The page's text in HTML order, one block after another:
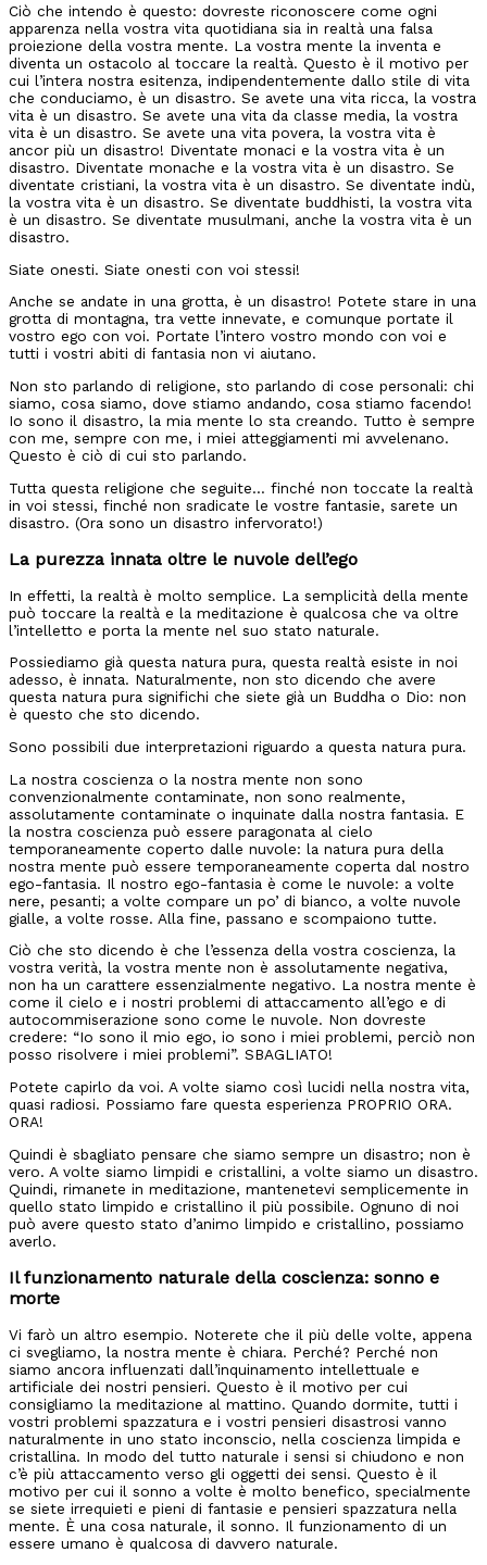
Ciò che intendo è questo: dovreste riconoscere come ogni
apparenza nella vostra vita quotidiana sia in realtà una falsa
proiezione della vostra mente. La vostra mente la inventa e
diventa un ostacolo al toccare la realtà. Questo è il motivo per
cui l’intera nostra esitenza, indipendentemente dallo stile di vita
che conduciamo, è un disastro. Se avete una vita ricca, la vostra
vita è un disastro. Se avete una vita da classe media, la vostra
vita è un disastro. Se avete una vita povera, la vostra vita è
ancor più un disastro! Diventate monaci e la vostra vita è un
disastro. Diventate monache e la vostra vita è un disastro. Se
diventate cristiani, la vostra vita è un disastro. Se diventate indù,
la vostra vita è un disastro. Se diventate buddhisti, la vostra vita
è un disastro. Se diventate musulmani, anche la vostra vita è un
disastro.
Siate onesti. Siate onesti con voi stessi!
Anche se andate in una grotta, è un disastro! Potete stare in una
grotta di montagna, tra vette innevate, e comunque portate il
vostro ego con voi. Portate l’intero vostro mondo con voi e
tutti i vostri abiti di fantasia non vi aiutano.
Non sto parlando di religione, sto parlando di cose personali: chi
siamo, cosa siamo, dove stiamo andando, cosa stiamo facendo!
Io sono il disastro, la mia mente lo sta creando. Tutto è sempre
con me, sempre con me, i miei atteggiamenti mi avvelenano.
Questo è ciò di cui sto parlando.
Tutta questa religione che seguite… finché non toccate la realtà
in voi stessi, finché non sradicate le vostre fantasie, sarete un
disastro. (Ora sono un disastro infervorato!)
La purezza innata oltre le nuvole dell’ego
In effetti, la realtà è molto semplice. La semplicità della mente
può toccare la realtà e la meditazione è qualcosa che va oltre
l’intelletto e porta la mente nel suo stato naturale.
Possiediamo già questa natura pura, questa realtà esiste in noi
adesso, è innata. Naturalmente, non sto dicendo che avere
questa natura pura significhi che siete già un Buddha o Dio: non
è questo che sto dicendo.
Sono possibili due interpretazioni riguardo a questa natura pura.
La nostra coscienza o la nostra mente non sono
convenzionalmente contaminate, non sono realmente,
assolutamente contaminate o inquinate dalla nostra fantasia. E
la nostra coscienza può essere paragonata al cielo
temporaneamente coperto dalle nuvole: la natura pura della
nostra mente può essere temporaneamente coperta dal nostro
ego-fantasia. Il nostro ego-fantasia è come le nuvole: a volte
nere, pesanti; a volte compare un po’ di bianco, a volte nuvole
gialle, a volte rosse. Alla fine, passano e scompaiono tutte.
Ciò che sto dicendo è che l’essenza della vostra coscienza, la
vostra verità, la vostra mente non è assolutamente negativa,
non ha un carattere essenzialmente negativo. La nostra mente è
come il cielo e i nostri problemi di attaccamento all’ego e di
autocommiserazione sono come le nuvole. Non dovreste
credere: “Io sono il mio ego, io sono i miei problemi, perciò non
posso risolvere i miei problemi”. SBAGLIATO!
Potete capirlo da voi. A volte siamo così lucidi nella nostra vita,
quasi radiosi. Possiamo fare questa esperienza PROPRIO ORA.
ORA!
Quindi è sbagliato pensare che siamo sempre un disastro; non è
vero. A volte siamo limpidi e cristallini, a volte siamo un disastro.
Quindi, rimanete in meditazione, mantenetevi semplicemente in
quello stato limpido e cristallino il più possibile. Ognuno di noi
può avere questo stato d’animo limpido e cristallino, possiamo
averlo.
Il funzionamento naturale della coscienza: sonno e
morte
Vi farò un altro esempio. Noterete che il più delle volte, appena
ci svegliamo, la nostra mente è chiara. Perché? Perché non
siamo ancora influenzati dall’inquinamento intellettuale e
artificiale dei nostri pensieri. Questo è il motivo per cui
consigliamo la meditazione al mattino. Quando dormite, tutti i
vostri problemi spazzatura e i vostri pensieri disastrosi vanno
naturalmente in uno stato inconscio, nella coscienza limpida e
cristallina. In modo del tutto naturale i sensi si chiudono e non
c’è più attaccamento verso gli oggetti dei sensi. Questo è il
motivo per cui il sonno a volte è molto benefico, specialmente
se siete irrequieti e pieni di fantasie e pensieri spazzatura nella
mente. È una cosa naturale, il sonno. Il funzionamento di un
essere umano è qualcosa di davvero naturale.